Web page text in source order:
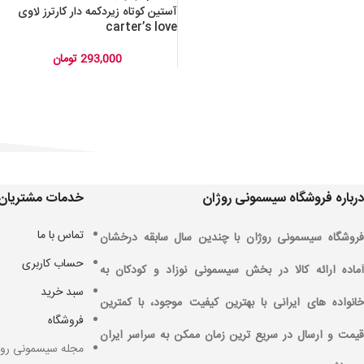
آستین کوتاه زیردکمه دار کارترز لاوی
carter’s love
293,000تومان
درباره فروشگاه سیسمونی روژان
فروشگاه سیسمونی روژان با چندین سال سابقه درخشان
آماده ارائه کالا در بخش سیسمونی نوزاد و کودکان به
خانواده های ایرانی با بهترین کیفیت موجود، با کمترین
قیمت و ارسال در سریع ترین زمان ممکن به سراسر ایران
خدمات
تماس با ما
حساب کاربری
سبد خرید
فروشگاه
مجله سیسمونی